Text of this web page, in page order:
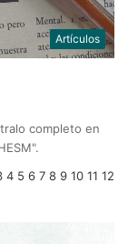
Artículos
completo en
4 5 6 7 8 9 10 11 12